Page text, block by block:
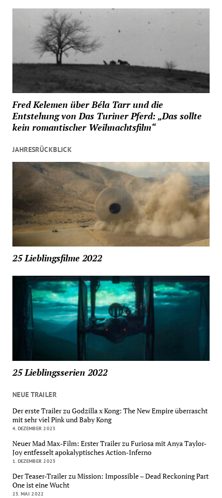
Fred Kelemen über Béla Tarr und die
Entstehung von Das Turiner Pferd: „Das sollte
kein romantischer Weihnachtsfilm“
JAHRESRÜCKBLICK
25 Lieblingsfilme 2022
25 Lieblingsserien 2022
NEUE TRAILER
Der erste Trailer zu Godzilla x Kong: The New Empire überrascht
mit sehr viel Pink und Baby Kong
4. DEZEMBER 2023
Neuer Mad Max-Film: Erster Trailer zu Furiosa mit Anya Taylor-
Joy entfesselt apokalyptisches Action-Inferno
1. DEZEMBER 2023
Der Teaser-Trailer zu Mission: Impossible – Dead Reckoning Part
One ist eine Wucht
23. MAI 2022